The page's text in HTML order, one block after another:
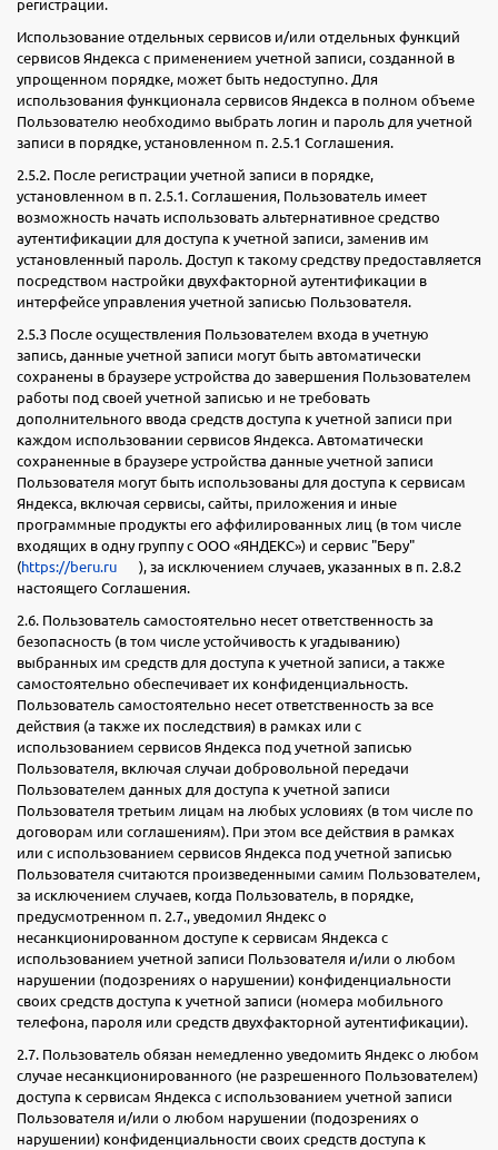
регистрации.
Использование отдельных сервисов и/или отдельных функций
сервисов Яндекса с применением учетной записи, созданной в
упрощенном порядке, может быть недоступно. Для
использования функционала сервисов Яндекса в полном объеме
Пользователю необходимо выбрать логин и пароль для учетной
записи в порядке, установленном п. 2.5.1 Соглашения.
2.5.2. После регистрации учетной записи в порядке,
установленном в п. 2.5.1. Соглашения, Пользователь имеет
возможность начать использовать альтернативное средство
аутентификации для доступа к учетной записи, заменив им
установленный пароль. Доступ к такому средству предоставляется
посредством настройки двухфакторной аутентификации в
интерфейсе управления учетной записью Пользователя.
2.5.3 После осуществления Пользователем входа в учетную
запись, данные учетной записи могут быть автоматически
сохранены в браузере устройства до завершения Пользователем
работы под своей учетной записью и не требовать
дополнительного ввода средств доступа к учетной записи при
каждом использовании сервисов Яндекса. Автоматически
сохраненные в браузере устройства данные учетной записи
Пользователя могут быть использованы для доступа к сервисам
Яндекса, включая сервисы, сайты, приложения и иные
программные продукты его аффилированных лиц (в том числе
входящих в одну группу с ООО «ЯНДЕКС») и сервис "Беру"
(https://beru.ru
), за исключением случаев, указанных в п. 2.8.2
настоящего Соглашения.
2.6. Пользователь самостоятельно несет ответственность за
безопасность (в том числе устойчивость к угадыванию)
выбранных им средств для доступа к учетной записи, а также
самостоятельно обеспечивает их конфиденциальность.
Пользователь самостоятельно несет ответственность за все
действия (а также их последствия) в рамках или с
использованием сервисов Яндекса под учетной записью
Пользователя, включая случаи добровольной передачи
Пользователем данных для доступа к учетной записи
Пользователя третьим лицам на любых условиях (в том числе по
договорам или соглашениям). При этом все действия в рамках
или с использованием сервисов Яндекса под учетной записью
Пользователя считаются произведенными самим Пользователем,
за исключением случаев, когда Пользователь, в порядке,
предусмотренном п. 2.7., уведомил Яндекс о
несанкционированном доступе к сервисам Яндекса с
использованием учетной записи Пользователя и/или о любом
нарушении (подозрениях о нарушении) конфиденциальности
своих средств доступа к учетной записи (номера мобильного
телефона, пароля или средств двухфакторной аутентификации).
2.7. Пользователь обязан немедленно уведомить Яндекс о любом
случае несанкционированного (не разрешенного Пользователем)
доступа к сервисам Яндекса с использованием учетной записи
Пользователя и/или о любом нарушении (подозрениях о
нарушении) конфиденциальности своих средств доступа к